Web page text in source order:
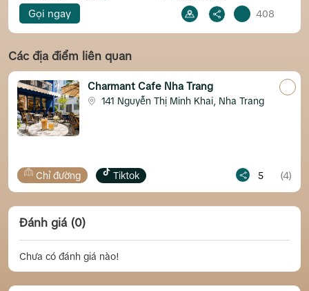
Gọi ngay 408
Các địa điểm liên quan
Charmant Cafe Nha Trang
141 Nguyễn Thị Minh Khai, Nha Trang
đường Tiktok (4) Chỉ
Đánh giá (0)
Chưa có đánh giá nào!